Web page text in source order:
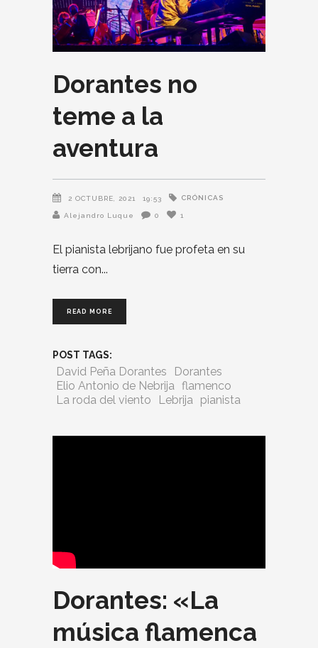
Dorantes no
teme a la
aventura
2 OCTUBRE, 2021 19:53 CRÓNICAS
Alejandro Luque 0 1
El pianista lebrijano fue profeta en su
tierra con
READ MORE
POST TAGS:
David Peña Dorantes
Dorantes
Elio Antonio de Nebrija flamenco
La roda del viento
Lebrija pianista
Dorantes: «La
música flamenca